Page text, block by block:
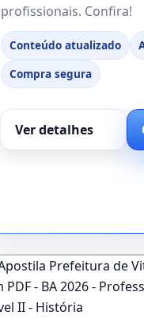
profissionais. Confira!
Conteúdo atualizado
Compra segura
Ver detalhes